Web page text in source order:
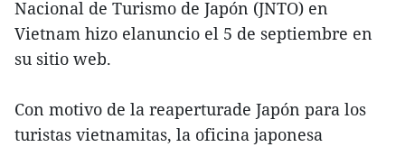
Nacional de Turismo de Japón (JNTO) en
Vietnam hizo elanuncio el 5 de septiembre en
su sitio web.
Con motivo de la reaperturade Japón para los
turistas vietnamitas, la oficina japonesa